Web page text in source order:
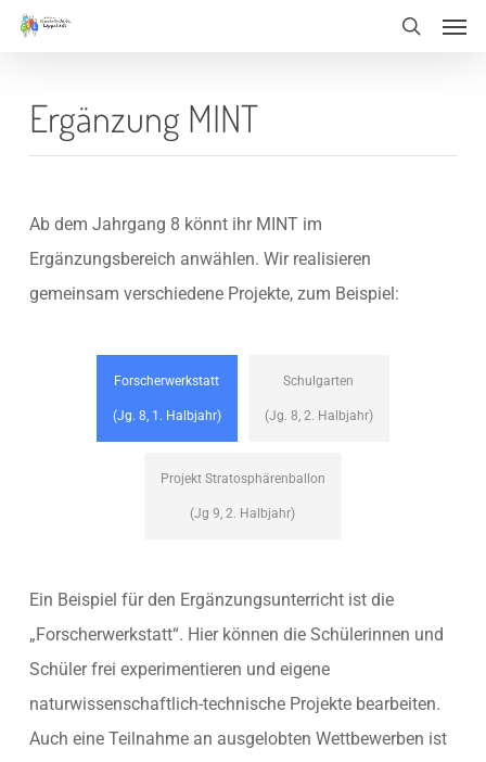
Skip
contentErgänzung MINT
Ab dem Jahrgang 8 könnt ihr MINT im
Ergänzungsbereich anwählen. Wir realisieren
gemeinsam verschiedene Projekte, zum Beispiel:
Forscherwerkstatt
(Jg. 8, 1. Halbjahr)
Schulgarten
(Jg. 8, 2. Halbjahr)
Projekt Stratosphärenballon
(Jg 9, 2. Halbjahr)
Ein Beispiel für den Ergänzungsunterricht ist die
„Forscherwerkstatt“. Hier können die Schülerinnen und
Schüler frei experimentieren und eigene
naturwissenschaftlich-technische Projekte bearbeiten.
Auch eine Teilnahme an ausgelobten Wettbewerben ist
Menu